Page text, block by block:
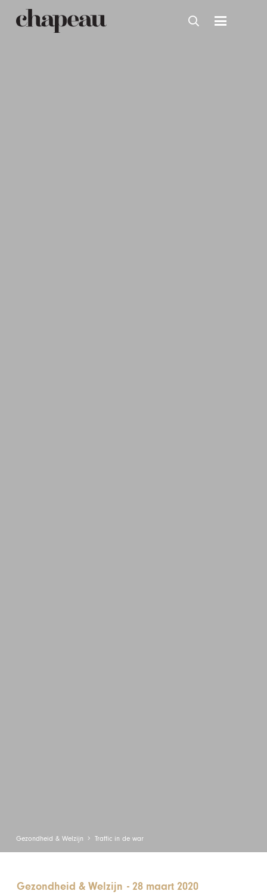
Gezondheid & Welzijn Traffic in de war
Gezondheid & Welzijn -28 maart 2020